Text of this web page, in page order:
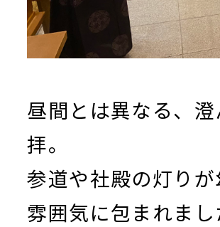
昼間とは異なる、
拝。
参道や社殿の灯り
雰囲気に包まれまし